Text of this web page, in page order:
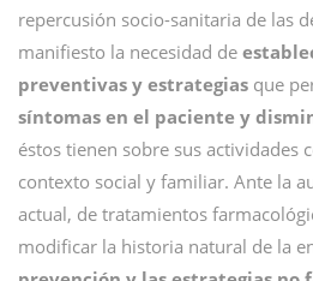
repercusión socio-sanitaria de las
manifiesto la necesidad de
preventivas y estrategias que
síntomas en el paciente y
éstos tienen sobre sus actividades
contexto social y familiar. Ante la
actual, de tratamientos
modificar la historia natural de la